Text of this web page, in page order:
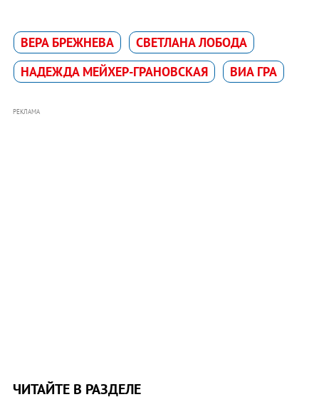
ВЕРА БРЕЖНЕВА
СВЕТЛАНА ЛОБОДА
НАДЕЖДА МЕЙХЕР-ГРАНОВСКАЯ
ВИА ГРА
РЕКЛАМА
ЧИТАЙТЕ В РАЗДЕЛЕ